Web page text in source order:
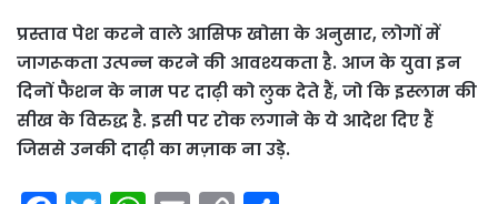
प्रस्ताव पेश करने वाले आसिफ खोसा के अनुसार, लोगों में
जागरूकता उत्पन्न करने की आवश्यकता है. आज के युवा इन
दिनों फैशन के नाम पर दाढ़ी को लुक देते हैं, जो कि इस्लाम की
सीख के विरुद्ध है. इसी पर रोक लगाने के ये आदेश दिए हैं
जिससे उनकी दाढ़ी का मज़ाक ना उड़े.